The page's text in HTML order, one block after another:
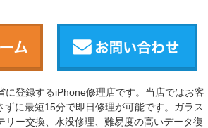
に登録するiPhone修理店です。当店ではお客
ずに最短15分で即日修理が可能です。ガラス
リー交換、水没修理、難易度の高いデータ復